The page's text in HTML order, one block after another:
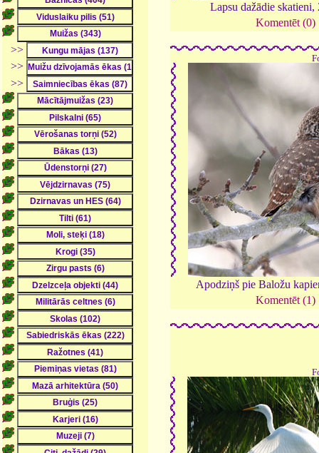
>>
>>
>>
Lapsu dažādie skatieni,
Komentēt (0)
Apodziņš pie Baložu
Komentēt (1)